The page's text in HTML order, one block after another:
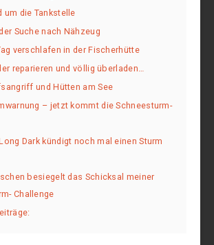
um die Tankstelle
Suche nach Nähzeug
verschlafen in der Fischerhütte
reparieren und völlig überladen…
und Hütten am See
– jetzt kommt die Schneesturm-
Dark kündigt noch mal einen Sturm
besiegelt das Schicksal meiner
Challenge